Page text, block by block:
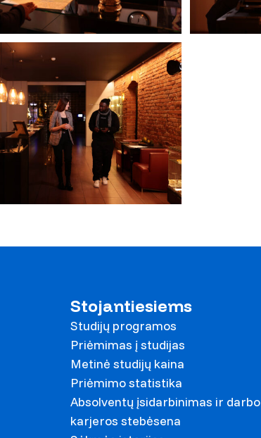
Stojantiesiems
Studijų programos
Priėmimas į studijas
Metinė studijų kaina
Priėmimo statistika
Absolventų įsidarbinimas ir darbo
karjeros stebėsena